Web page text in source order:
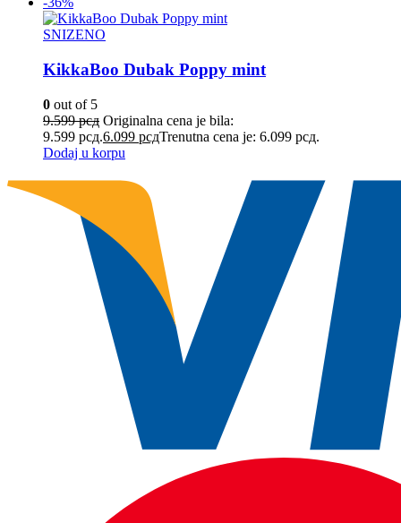
SNIZENO
KikkaBoo Dubak Poppy mint
0 out of 5
9.599рсд Originalna cena je bila:
9.599 рсд.6.099 рсдTrenutna cena je: 6.099 рсд.
Dodaj u korpu